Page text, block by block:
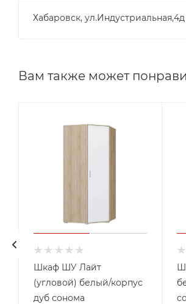
Хабаровск, ул.Индустриальная,4д
Вам также может
Шкаф ШУ Лайт
(угловой) белый/корпус
дуб сонома